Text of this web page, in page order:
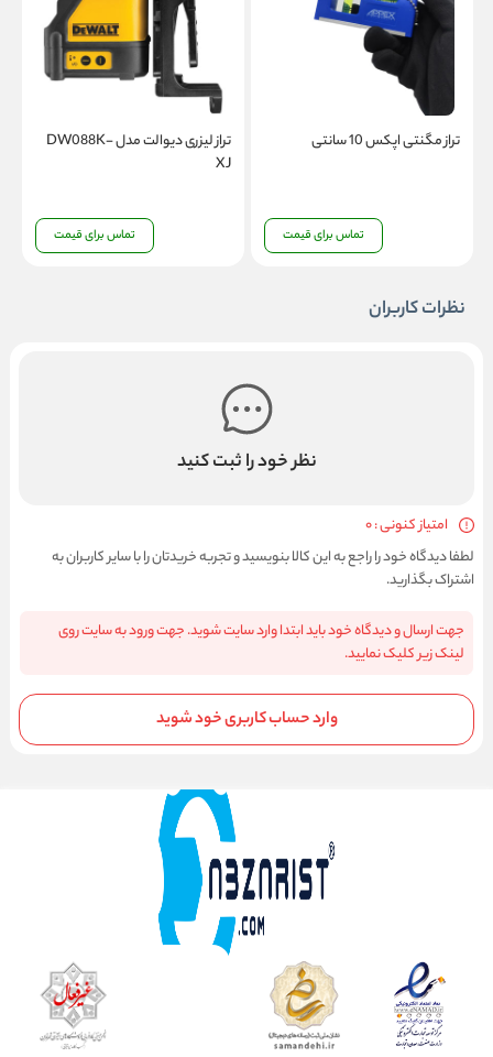
تراز مگنتی اپکس 10 سانتی
تماس برای قیمت
تراز لیزری دیوالت مدل DW088K-
XJ
تماس برای قیمت
نظرات کاربران
نظر خود را ثبت کنید
امتیاز کنونی : 0
لطفا دیدگاه خود را راجع به این کالا بنویسید و تجربه خریدتان را با سایر کاربران به
اشتراک بگذارید.
جهت ارسال و دیدگاه خود باید ابتدا وارد سایت شوید. جهت ورود به سایت روی
لینک زیر کلیک نمایید.
وارد حساب کاربری خود شوید